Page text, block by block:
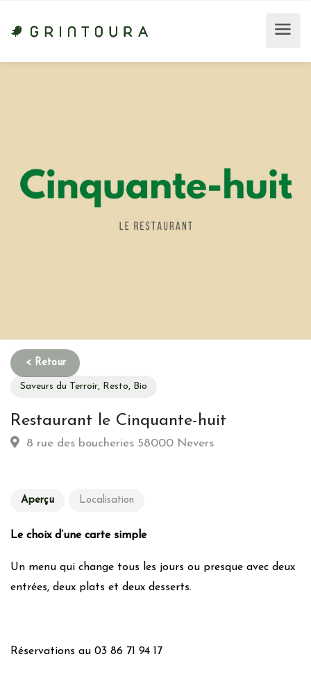
Saveurs du Terroir, Resto, Bio
Restaurant le Cinquante-huit
8 rue des boucheries 58000 Nevers
Aperçu Localisation
Le choix d’une carte simple
Un menu qui change tous les jours ou presque avec deux
entrées, deux plats et deux desserts. ​
Réservations​ au 03 86 71 94 17